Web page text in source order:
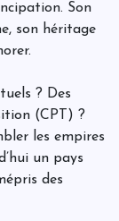
Son
son héritage
? Des
(CPT) ?
les empires
un pays
des